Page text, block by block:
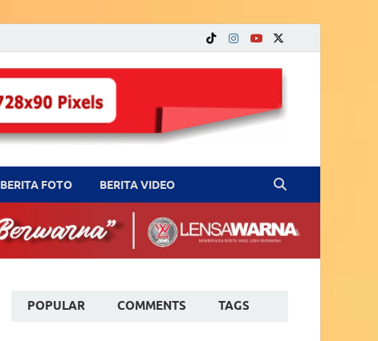
BERITA FOTO BERITA VIDEO
POPULAR COMMENTS TAGS